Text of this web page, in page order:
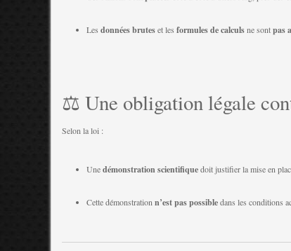
Les données bruteset les formules de calculsne sontpas
⚖️ Une obligation légale
Selon la loi :
Unedémonstration scientifiquedoit justifier la mise en
Cette démonstration n’est pas possibledans les conditions